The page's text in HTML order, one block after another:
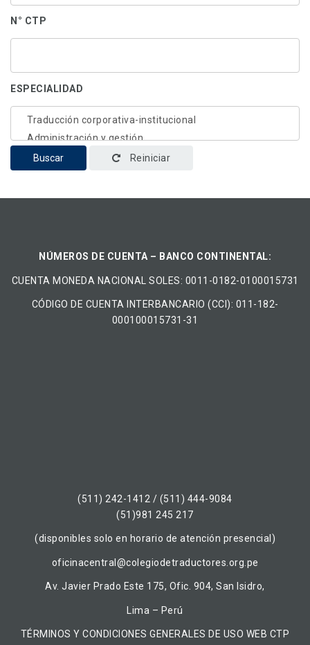
N° CTP
ESPECIALIDAD
Buscar Reiniciar
NÚMEROS DE CUENTA – BANCO CONTINENTAL:
CUENTA MONEDA NACIONAL​ ​SOLES​: 0011-0182-0100015731
CÓDIGO DE CUENTA INTERBANCARIO (CCI): 011-182-
000100015731-31
(511) 242-1412 / (511) 444-9084
(51)981 245 217
(disponibles solo en horario de atención presencial)
oficinacentral@colegiodetraductores.org.pe
Av. Javier Prado Este 175, Ofic. 904, San Isidro,
Lima – Perú
TÉRMINOS Y CONDICIONES GENERALES DE USO WEB CTP